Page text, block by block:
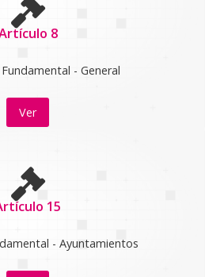
8
- General
Ver
15
- Ayuntamientos